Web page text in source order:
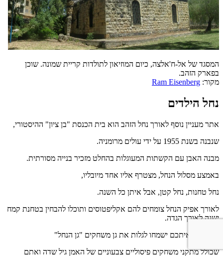
המסגד של אל-ח'אלצה, כיום המוזיאון לתולדות קריית שמונה. שוכן
בפארק הזהב.
מקור: Ram Eisenberg
נחל הילדים
אתר מעניין נוסף לאורך נחל הזהב הוא בית הכנסת "בן ציון" ההיסטורי,
שנבנה בשנת 1955 על ידי עולים מרומניה.
מבנה האבן עם הקשתות המעוגלות בהחלט מזכיר בנייה מסורתית.
באמצע מסלול הנחל, מצטרף אליו אחד מיובליו,
נחל טחנות, נחל קטן, אבל איתן כל השנה.
לאורך אפיק הנחל צומחים להם אקליפטוסים ותוכלו להבחין בטחנת קמח
ישנה לאורך הגדה.
הילדים שאיתכם ישמחו לגלות את גן משחקים "גן הנחל"
שכולל מתקני משחקים פיסוליים צבעוניים של האמן גיל שדה ואתם